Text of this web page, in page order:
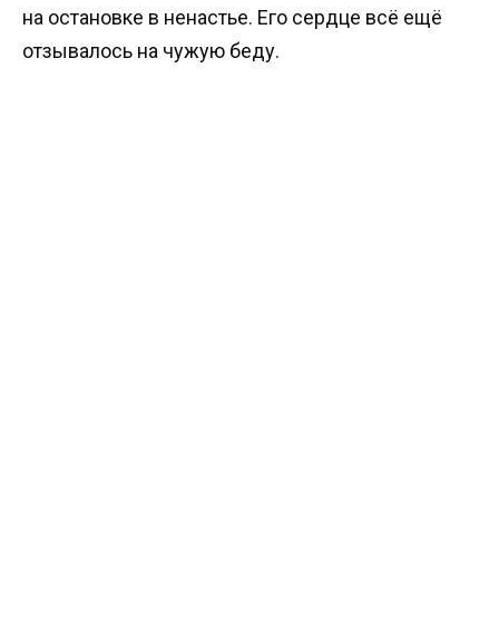
на остановке в ненастье. Его сердце всё ещё
отзывалось на чужую беду.